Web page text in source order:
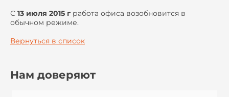
С 13 июля 2015 г работа офиса возобновится в
обычном режиме.
Вернуться в список
Нам доверяют